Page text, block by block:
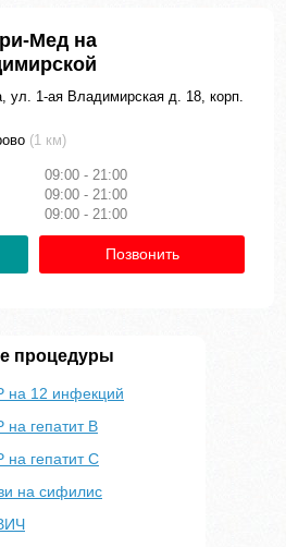
Мед на
ул. 1-ая Владимирская д. 18, корп.
(1 км)
09:00 - 21:00
09:00 - 21:00
09:00 - 21:00
Позвонить
процедуры
на 12 инфекций
гепатит B
гепатит С
на сифилис